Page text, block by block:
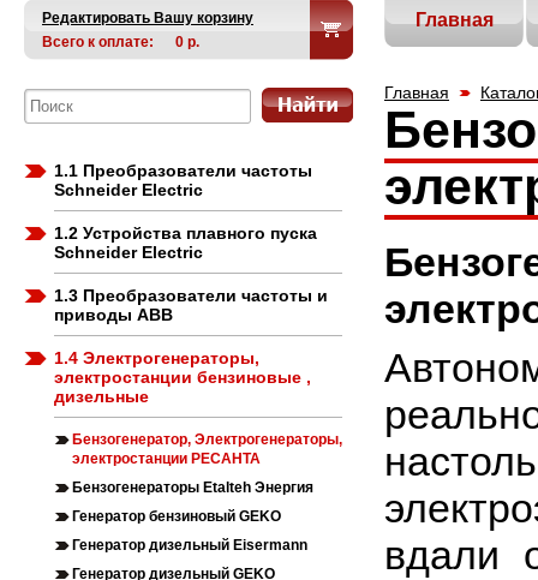
Редактировать Вашу корзину
Всего к оплате:
0 р.
1.1 Преобразователи частоты
Schneider Electric
1.2 Устройства плавного пуска
Schneider Electric
1.3 Преобразователи частоты и
приводы ABB
1.4 Электрогенераторы,
электростанции бензиновые ,
дизельные
Бензогенератор, Электрогенераторы,
электростанции РЕСАНТА
Бензогенераторы Etalteh Энергия
Генератор бензиновый GEKO
Генератор дизельный Eisermann
Генератор дизельный GEKO
Главная
Главная
вдали